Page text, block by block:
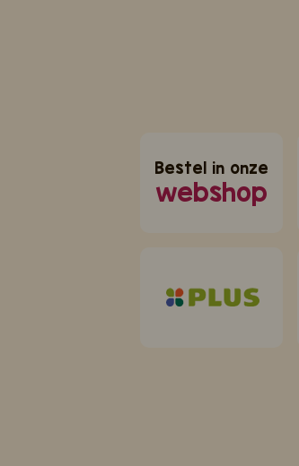
Bestel in onze
webshop